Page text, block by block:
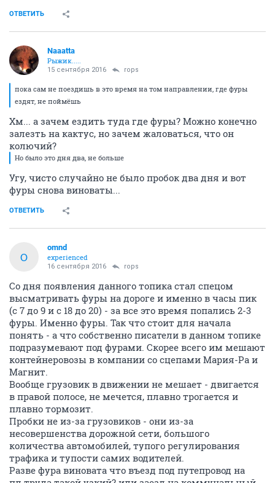
ОТВЕТИТЬ
Naaatta
Рыжик.....
15 сентября 2016 rops
пока сам не поездишь в это время на том направлении, где фуры
ездят, не поймёшь
Хм... а зачем ездить туда где фуры? Можно конечно
залезть на кактус, но зачем жаловаться, что он
колючий?
Но было это дня два, не больше
Угу, чисто случайно не было пробок два дня и вот
фуры снова виноваты...
ОТВЕТИТЬ
O
omnd
experienced
16 сентября 2016 rops
Со дня появления данного топика стал спецом
высматривать фуры на дороге и именно в часы пик
(с 7 до 9 и с 18 до 20) - за все это время попались 2-3
фуры. Именно фуры. Так что стоит для начала
понять - а что собственно писатели в данном топике
подразумевают под фурами. Скорее всего им мешают
контейнеровозы в компании со сцепами Мария-Ра и
Магнит.
Вообще грузовик в движении не мешает - двигается
в правой полосе, не мечется, плавно трогается и
плавно тормозит.
Пробки не из-за грузовиков - они из-за
несовершенства дорожной сети, большого
количества автомобилей, тупого регулирования
трафика и тупости самих водителей.
Разве фура виновата что въезд под путепровод на